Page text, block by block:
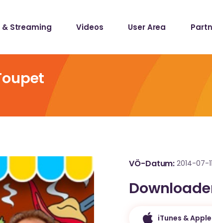
& Streaming Videos User Area
VÖ-Datum 2014-07-11
iTunes &